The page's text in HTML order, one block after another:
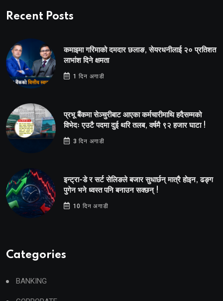
Recent Posts
कमाइमा गरिमाको दमदार छलाङ, सेयरधनीलाई २० प्रतिशत
लाभांश दिने क्षमता
1 दिन अगाडी
प्रभू बैंकमा सेञ्चुरीबाट आएका कर्मचारीमाथि हदैसम्मको
विभेदः एउटै पदमा दुई थरि तलब, वर्षमै ९२ हजार घाटा !
3 दिन अगाडी
इन्ट्रा-डे र सर्ट सेलिङले बजार सुधार्छन् मात्रै होइन, ढङ्ग
पुगेन भने ध्वस्त पनि बनाउन सक्छन् !
10 दिन अगाडी
Categories
BANKING